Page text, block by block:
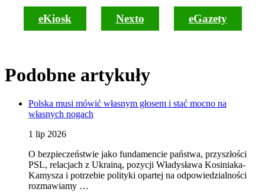
eKiosk Nexto eGazety
Podobne artykuły
Polska musi mówić własnym głosem i stać mocno na
własnych nogach
1 lip 2026
O bezpieczeństwie jako fundamencie państwa, przyszłości
PSL, relacjach z Ukrainą, pozycji Władysława Kosiniaka-
Kamysza i potrzebie polityki opartej na odpowiedzialności
rozmawiamy …